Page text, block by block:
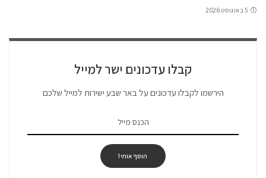
5 באוגוסט 2026
קבלו עדכונים ישר למייל
הירשמו לקבלו עדכונים על באר שבע ישירות למייל שלכם
הוסף אותי!